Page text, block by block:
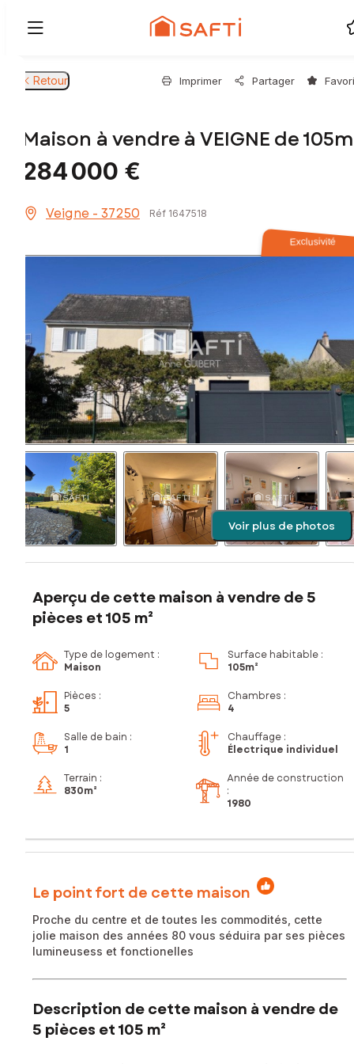
Retour Imprimer Partager
Maison à vendre à VEIGNE de
284 000 €
Veigne - 37250 Réf 1647518
Exclusivité
Voir plus de photos
Aperçu de cette maison à vendre de 5
pièces et 105 m²
Type de logement :
Maison
Surface habitable :
105m²
Pièces :
5
Chambres :
4
Salle de bain :
1
Chauffage :
Électrique individuel
Terrain :
830m²
Année de construction
:
1980
Le point fort de cette maison
Proche du centre et de toutes les commodités, cette
jolie maison des années 80 vous séduira par ses pièces
lumineusess et fonctionelles
Description de cette maison à vendre de
5 pièces et 105 m²